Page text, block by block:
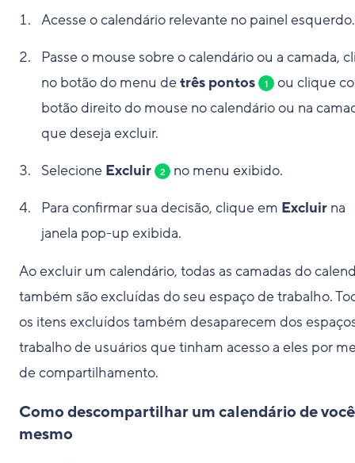
Acesse o calendário relevante no painel esquerdo.
Passe o mouse sobre o calendário ou a camada,
no botão do menu detrês pontos 1
ou clique
botão direito do mouse no calendário ou na
que deseja excluir.
Selecione Excluir 2
no menu exibido.
Para confirmar sua decisão, clique em Excluir na
janela pop-up exibida.
Ao excluir um calendário, todas as camadas do
também são excluídas do seu espaço de trabalho.
os itens excluídos também desaparecem dos
trabalho de usuários que tinham acesso a eles por
de compartilhamento.
Como descompartilhar um calendário de você
mesmo